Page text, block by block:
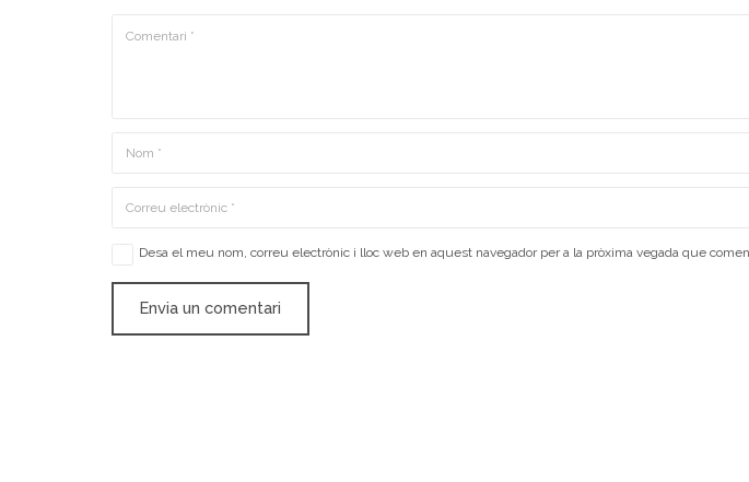
Desa el meu nom, correu electrònic i lloc web en aquest navegador per a la pròxima vegada que
Envia un comentari